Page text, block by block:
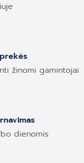
žinomi gamintojai
dienomis